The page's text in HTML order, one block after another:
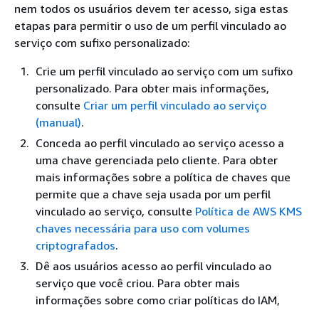
nem todos os usuários devem ter acesso, siga estas
etapas para permitir o uso de um perfil vinculado ao
serviço com sufixo personalizado:
Crie um perfil vinculado ao serviço com um sufixo
personalizado. Para obter mais informações,
consulte Criar um perfil vinculado ao serviço
(manual).
Conceda ao perfil vinculado ao serviço acesso a
uma chave gerenciada pelo cliente. Para obter
mais informações sobre a política de chaves que
permite que a chave seja usada por um perfil
vinculado ao serviço, consulte Política de AWS KMS
chaves necessária para uso com volumes
criptografados.
Dê aos usuários acesso ao perfil vinculado ao
serviço que você criou. Para obter mais
informações sobre como criar políticas do IAM,